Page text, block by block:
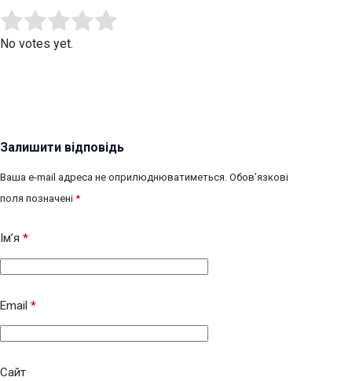
Rate this item:
No votes yet.
Залишити відповідь
Ваша e-mail адреса не оприлюднюватиметься. Обов’язкові
поля позначені *
Ім’я *
Email *
Сайт